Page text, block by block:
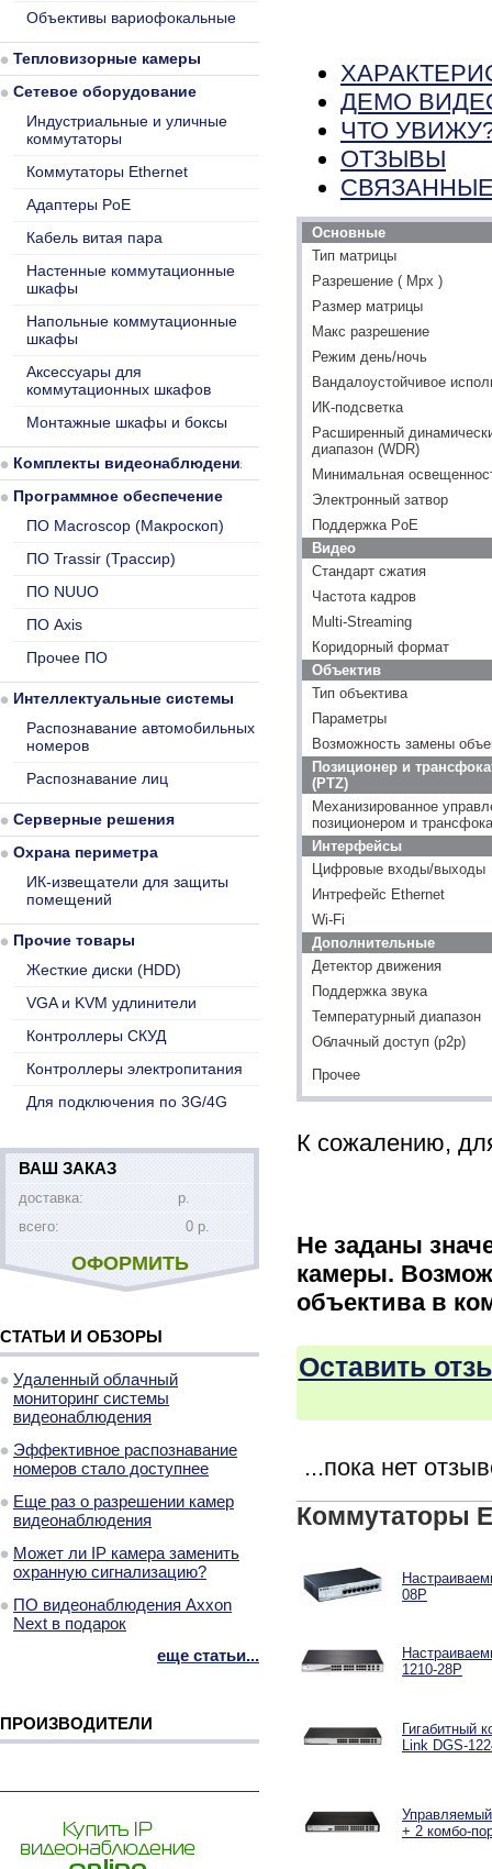
ДЕМО
ЧТО
ОТЗЫВЫ
Основные
Тип матрицы
Разрешение ( Mpx )
Размер матрицы
Макс разрешение
Режим день/ночь
Вандалоустойчивое
ИК-подсветка
Расширенный
диапазон (WDR)
Минимальная
Электронный затвор
Поддержка PoE
Видео
Стандарт сжатия
Частота кадров
Multi-Streaming
Коридорный формат
Объектив
Тип объектива
Параметры
Возможность замены
Позиционер и
(PTZ)
Механизированное
позиционером и
Интерфейсы
Цифровые входы/выходы
Интрефейс Ethernet
Wi-Fi
Дополнительные
Детектор движения
Поддержка звука
Температурный диапазон
Облачный доступ (p2p)
Прочее
К сожалению,
Не заданы
камеры.
объектива в
Оставить
...пока нет
Коммутаторы
08P
1210-28P
Гигабитный
Link DGS-
+ 2 комбо-
Объективы вариофокальные
Тепловизорные камеры
Сетевое оборудование
Индустриальные и уличные
коммутаторы
Коммутаторы Ethernet
Адаптеры PoE
Кабель витая пара
Настенные коммутационные
шкафы
Напольные коммутационные
шкафы
Аксессуары для
коммутационных шкафов
Монтажные шкафы и боксы
Комплекты видеонаблюдения
Программное обеспечение
ПО Macroscop (Макроскоп)
ПО Trassir (Трассир)
ПО NUUO
ПО Axis
Прочее ПО
Интеллектуальные системы
Распознавание автомобильных
номеров
Распознавание лиц
Серверные решения
Охрана периметра
ИК-извещатели для защиты
помещений
Прочие товары
Жесткие диски (HDD)
VGA и KVM удлинители
Контроллеры СКУД
Контроллеры электропитания
Для подключения по 3G/4G
ВАШ ЗАКАЗ
доставка:
р.
всего:
0 р.
ОФОРМИТЬ
СТАТЬИ И ОБЗОРЫ
Удаленный облачный
мониторинг системы
видеонаблюдения
Эффективное распознавание
номеров стало доступнее
Еще раз о разрешении камер
видеонаблюдения
Может ли IP камера заменить
охранную сигнализацию?
ПО видеонаблюдения Axxon
Next в подарок
еще статьи...
ПРОИЗВОДИТЕЛИ